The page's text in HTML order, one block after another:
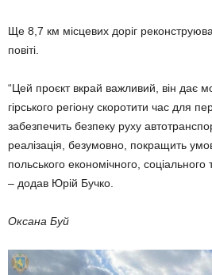
Ще 8,7 км місцевих доріг
повіті.
“Цей проєкт вкрай важливий, він дає
гірського регіону скоротити час для
забезпечить безпеку руху
реалізація, безумовно, покращить
польського економічного, соціального
– додав Юрій Бучко.
Оксана Буй